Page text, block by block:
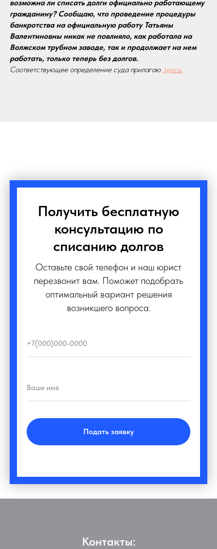
возможна ли списать долги официально работающему
гражданину? Сообщаю, что проведение процедуры
банкротства на официальную работу Татьяны
Валентиновны никак не повлияло, как работала на
Волжском трубном заводе, так и продолжает на нем
работать, только теперь без долгов.
Соответствующее определение суда прилагаю здесь.
Получить бесплатную
консультацию по
списанию долгов
Оставьте свой телефон и наш юрист
перезвонит вам. Поможет подобрать
оптимальный вариант решения
возникшего вопроса.
Подать заявку
Контакты: